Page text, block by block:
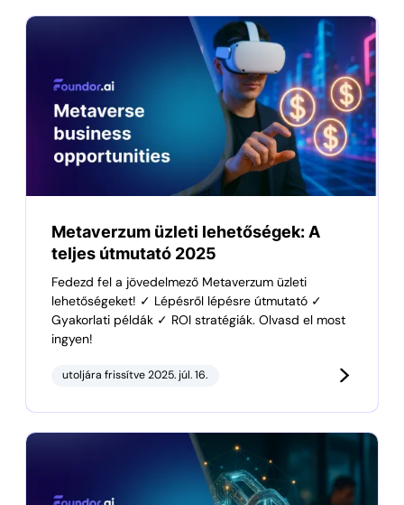
Metaverzum üzleti lehetőségek: A
teljes útmutató 2025
Fedezd fel a jövedelmező Metaverzum üzleti
lehetőségeket! ✓ Lépésről lépésre útmutató ✓
Gyakorlati példák ✓ ROI stratégiák. Olvasd el most
ingyen!
utoljára frissítve 2025. júl. 16.